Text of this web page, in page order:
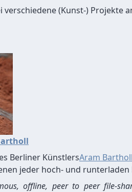
(Kunst-) Projekte
Berliner KünstlersAram Bartholl
jeder hoch- und
offline, peer to peer file-